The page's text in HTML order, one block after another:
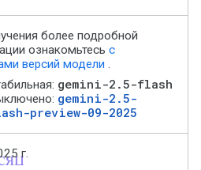
более подробной
ознакомьтесь с
версий модели .
gemini-2.5-flash
gemini-2.5-
preview-09-2025
г.